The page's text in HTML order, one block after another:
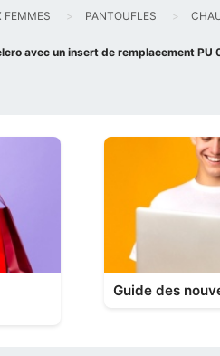
FEMMES PANTOUFLES
avec un insert de remplacement PU
Guide des